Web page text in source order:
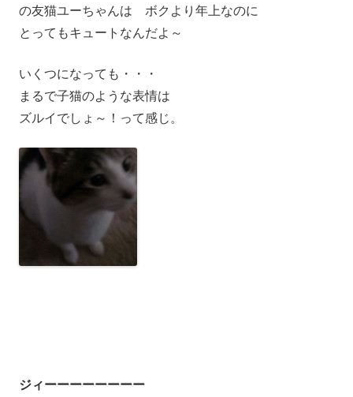
の友猫ユーちゃんは ボクより年上なのに
とってもキュートなんだよ～
いくつになっても・・・
まるで子猫のような表情は
ズルイでしょ～！って感じ。
ジィーーーーーーーー